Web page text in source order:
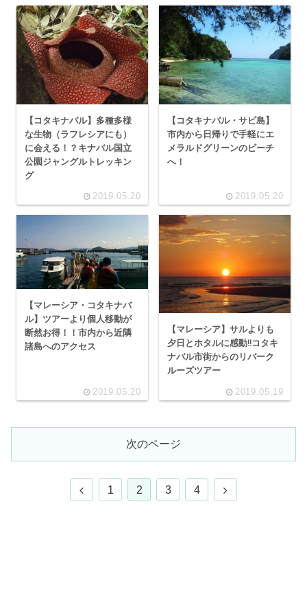
【コタキナバル】多種多様
な生物（ラフレシアにも）
に会える！？キナバル国立
公園ジャングルトレッキン
グ
2019.05.20
【コタキナバル・サピ島】
市内から日帰りで手軽にエ
メラルドグリーンのビーチ
へ！
2019.05.20
【マレーシア・コタキナバ
ル】ツアーより個人移動が
断然お得！！市内から近隣
諸島へのアクセス
2019.05.20
【マレーシア】サルよりも
夕日とホタルに感動!!コタキ
ナバル市街からのリバーク
ルーズツアー
2019.05.19
次のページ
前
1 2 3 4
次